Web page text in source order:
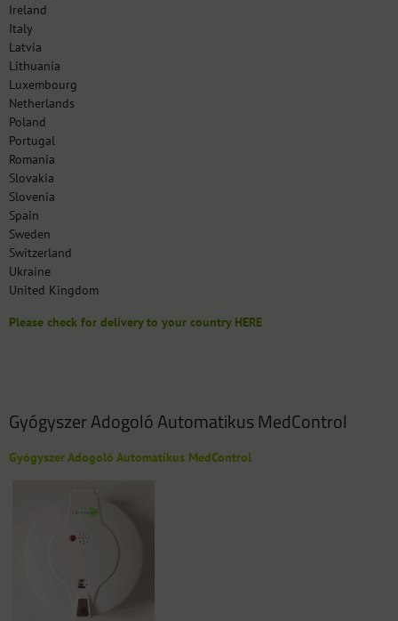
Ireland
Italy
Latvia
Lithuania
Luxembourg
Netherlands
Poland
Portugal
Romania
Slovakia
Slovenia
Spain
Sweden
Switzerland
Ukraine
United Kingdom
Please check for delivery to your country HERE
Gyógyszer Adogoló Automatikus MedControl
Gyógyszer Adogoló Automatikus MedControl